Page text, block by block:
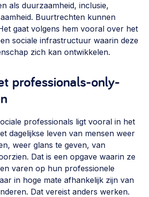
als duurzaamheid, inclusie,
Buurtrechten kunnen
gaat volgens hem vooral over het
sociale infrastructuur waarin deze
zich kan ontwikkelen.
professionals-only-
professionals ligt vooral in het
dagelijkse leven van mensen weer
weer glans te geven, van
Dat is een opgave waarin ze
varen op hun professionele
in hoge mate afhankelijk zijn van
Dat vereist anders werken.